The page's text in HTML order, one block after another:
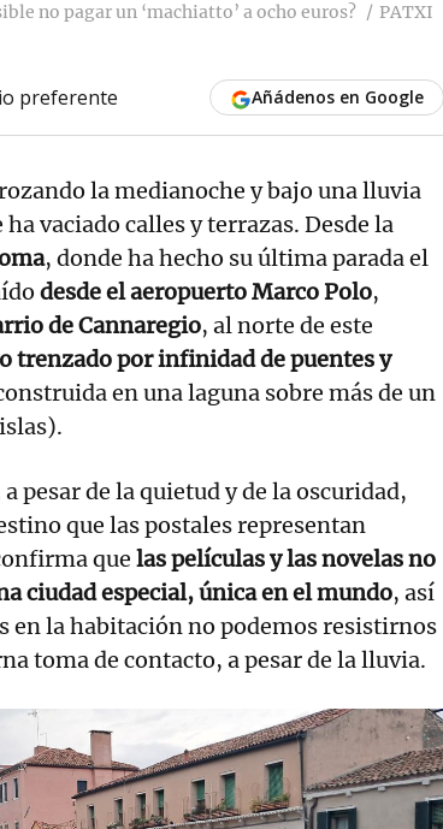
no pagar un ‘machiatto’ a ocho euros?
PATXI
preferente Añádenos en Google
la medianoche y bajo una lluvia
vaciado calles y terrazas. Desde la
, donde ha hecho su última parada el
desde el aeropuerto Marco Polo,
de Cannaregio, al norte de este
trenzado por infinidad de puentes y
en una laguna sobre más de un
pesar de la quietud y de la oscuridad,
que las postales representan
que las películas y las novelas no
ciudad especial, única en el mundo, así
en la habitación no podemos resistirnos
toma de contacto, a pesar de la lluvia.